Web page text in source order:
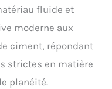
fluide et
moderne aux
ciment, répondant
strictes en matière
planéité.